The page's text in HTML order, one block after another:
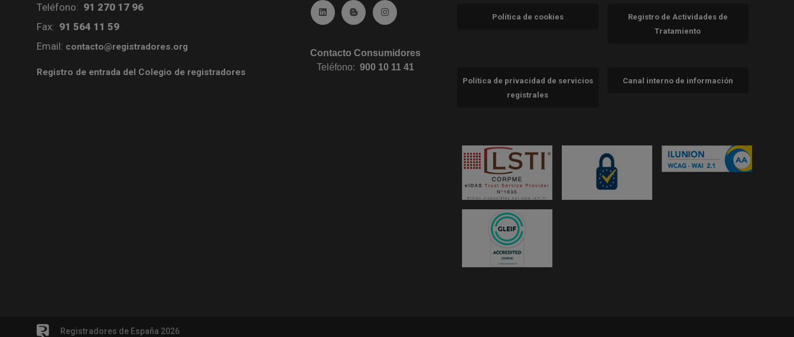
Teléfono: 91 270 17 96
Fax: 91 564 11 59
Email: contacto@registradores.org
Registro de entrada del Colegio de registradores
Ir a Linkedin (abre en ventana nueva)
Ir al Blog (abre en ventana nueva)
Ir a Instagram (abre en ventana nueva)
Contacto Consumidores
Teléfono:900 10 11 41
Política de cookies
Registro de Actividades de
Tratamiento
Política de privacidad de servicios
registrales
Canal interno de información
Registradores de España 2026